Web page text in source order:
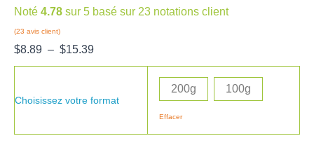
Noté 4.78 sur 5 basé sur 23 notations client
(23 avis client)
$8.89 – $15.39
Choisissez votre format
200g 100g
Effacer